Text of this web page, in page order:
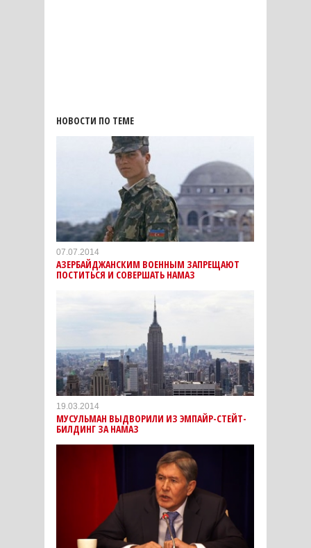
НОВОСТИ ПО ТЕМЕ
07.07.2014
АЗЕРБАЙДЖАНСКИМ ВОЕННЫМ ЗАПРЕЩАЮТ
ПОСТИТЬСЯ И СОВЕРШАТЬ НАМАЗ
19.03.2014
МУСУЛЬМАН ВЫДВОРИЛИ ИЗ ЭМПАЙР-СТЕЙТ-
БИЛДИНГ ЗА НАМАЗ